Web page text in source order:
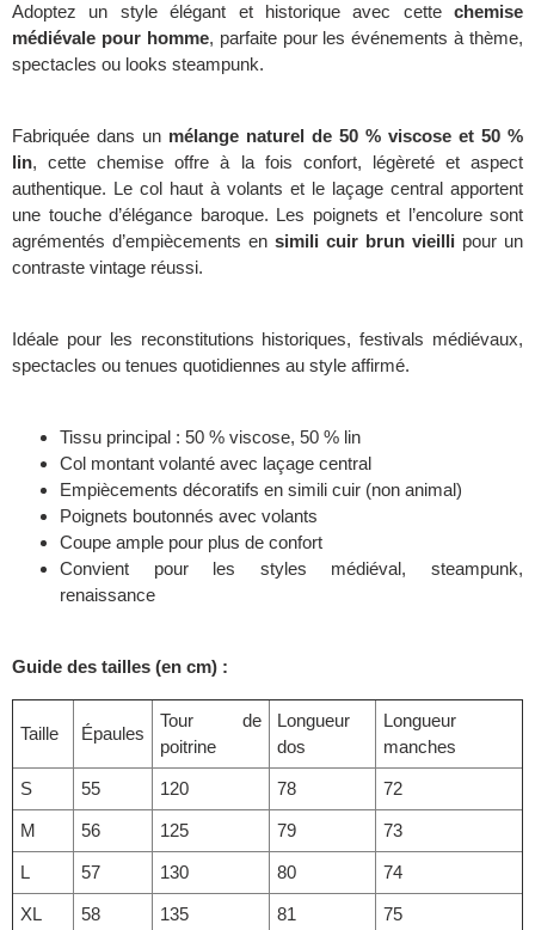
Adoptez un style élégant et historique avec cette chemise
médiévale pour homme, parfaite pour les événements à thème,
spectacles ou looks steampunk.
Fabriquée dans un mélange naturel de 50 % viscose et 50 %
lin, cette chemise offre à la fois confort, légèreté et aspect
authentique. Le col haut à volants et le laçage central apportent
une touche d’élégance baroque. Les poignets et l’encolure sont
agrémentés d’empiècements en simili cuir brun vieilli pour un
contraste vintage réussi.
Idéale pour les reconstitutions historiques, festivals médiévaux,
spectacles ou tenues quotidiennes au style affirmé.
Tissu principal : 50 % viscose, 50 % lin
Col montant volanté avec laçage central
Empiècements décoratifs en simili cuir (non animal)
Poignets boutonnés avec volants
Coupe ample pour plus de confort
Convient pour les styles médiéval, steampunk,
renaissance
Guide des tailles (en cm) :
Taille Épaules
Tour de
poitrine
Longueur
dos
Longueur
manches
S 55 120 78 72
M 56 125 79 73
L 57 130 80 74
XL 58 135 81 75